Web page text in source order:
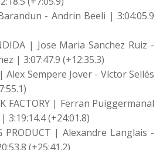
- Andrin Beeli | 3:04:05.9
| Jose Maria Sanchez Ruiz -
| 3:07:47.9 (+12:35.3)
| Alex Sempere Jover - Víctor Sellés
FACTORY | Ferran Puiggermanal
(+24:01.8)
PRODUCT | Alexandre Langlais -
(+25:41.2)